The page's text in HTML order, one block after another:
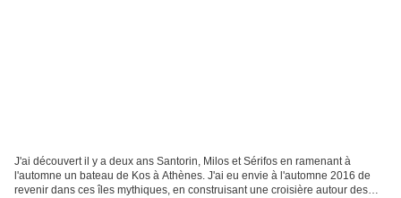
J'ai découvert il y a deux ans Santorin, Milos et Sérifos en ramenant à
l'automne un bateau de Kos à Athènes. J'ai eu envie à l'automne 2016 de
revenir dans ces îles mythiques, en construisant une croisière autour des